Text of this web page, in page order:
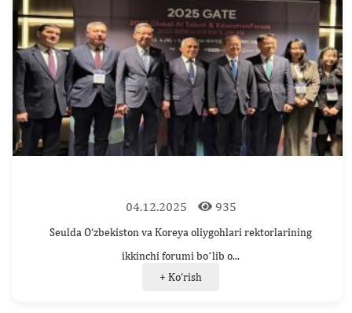
04.12.2025 935
Seulda O‘zbekiston va Koreya oliygohlari rektorlarining
ikkinchi forumi boʻlib o...
+ Ko‘rish